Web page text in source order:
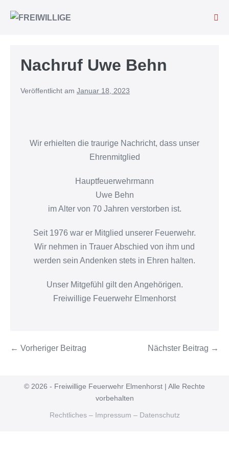
Nachruf Uwe Behn
Veröffentlicht am Januar 18, 2023
Wir erhielten die traurige Nachricht, dass unser
Ehrenmitglied
Hauptfeuerwehrmann
Uwe Behn
im Alter von 70 Jahren verstorben ist.
Seit 1976 war er Mitglied unserer Feuerwehr.
Wir nehmen in Trauer Abschied von ihm und
werden sein Andenken stets in Ehren halten.
Unser Mitgefühl gilt den Angehörigen.
Freiwillige Feuerwehr Elmenhorst
← Vorheriger Beitrag Nächster Beitrag →
© 2026 - Freiwillige Feuerwehr Elmenhorst | Alle Rechte
vorbehalten
Rechtliches – Impressum – Datenschutz